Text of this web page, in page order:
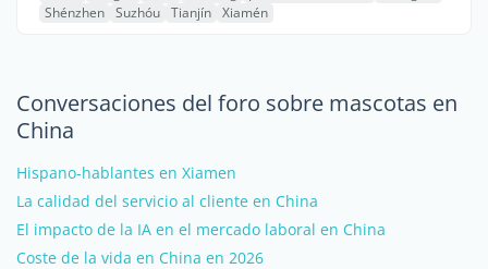
Shénzhen Suzhóu Tianjín Xiamén
Conversaciones del foro sobre mascotas en
China
Hispano-hablantes en Xiamen
La calidad del servicio al cliente en China
El impacto de la IA en el mercado laboral en China
Coste de la vida en China en 2026